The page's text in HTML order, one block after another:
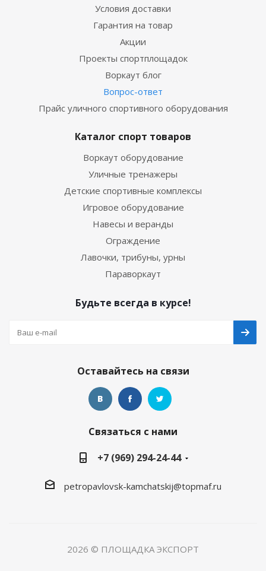
Условия доставки
Гарантия на товар
Акции
Проекты спортплощадок
Воркаут блог
Вопрос-ответ
Прайс уличного спортивного оборудования
Каталог спорт товаров
Воркаут оборудование
Уличные тренажеры
Детские спортивные комплексы
Игровое оборудование
Навесы и веранды
Ограждение
Лавочки, трибуны, урны
Параворкаут
Будьте всегда в курсе!
Оставайтесь на связи
Связаться с нами
+7 (969) 294-24-44
petropavlovsk-kamchatskij@topmaf.ru
2026 © ПЛОЩАДКА ЭКСПОРТ